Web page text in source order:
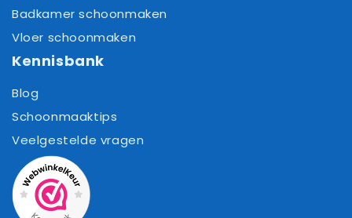
Badkamer schoonmaken
Vloer schoonmaken
Kennisbank
Blog
Schoonmaaktips
Veelgestelde vragen